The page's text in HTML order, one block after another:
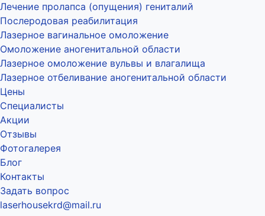
Лечение пролапса (опущения) гениталий
Послеродовая реабилитация
Лазерное вагинальное омоложение
Омоложение аногенитальной области
Лазерное омоложение вульвы и влагалища
Лазерное отбеливание аногенитальной области
Цены
Специалисты
Акции
Отзывы
Фотогалерея
Блог
Контакты
Задать вопрос
laserhousekrd@mail.ru